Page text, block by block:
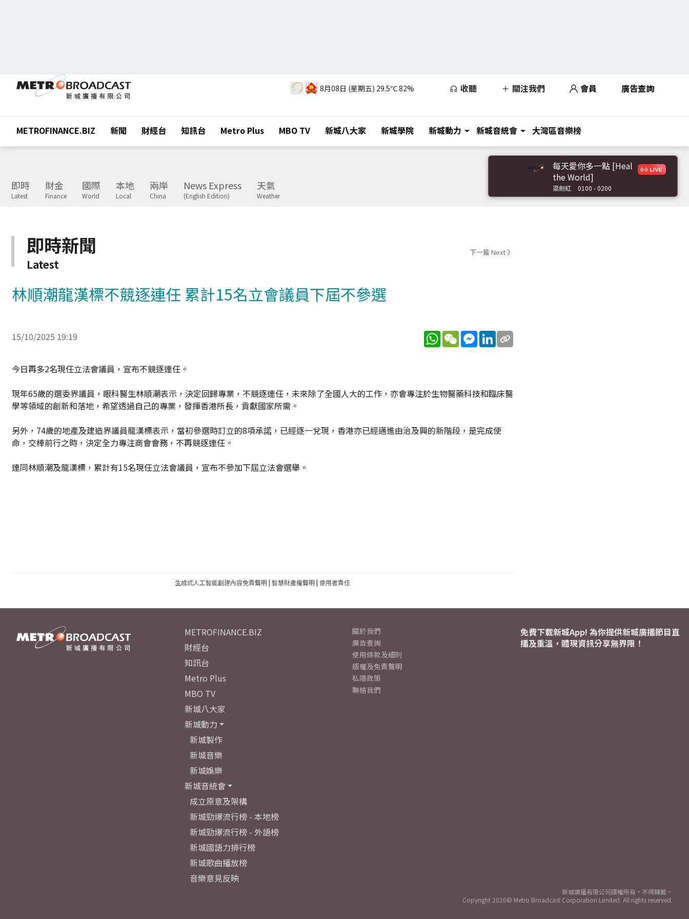
8月08日 (星期五) 29.5℃82% 收聽 關注我們 會員 廣告查詢
METROFINANCE.BIZ 新聞 財經台 知訊台 Metro Plus MBO TV 新城八大家 新城學院 新城動力 新城音統會 大灣區音樂榜
即時
Latest
財金
Finance
國際
World
本地
Local
兩岸
China
News Express
(English Edition)
天氣
Weather
每天愛你多一點 [Heal
the World]
梁劍紅 0100 - 0200
即時新聞
Latest
下一篇 Next 》
林順潮龍漢標不競逐連任 累計15名立會議員下屆不參選
15/10/2025 19:19 WhatsApp
WeChatMessenger
LinkedIn
今日再多2名現任立法會議員，宣布不競逐連任。
現年65歲的選委界議員，眼科醫生林順潮表示，決定回歸專業，不競逐連任，未來除了全國人大的工作，亦會專注於生物醫藥科技和臨床醫
學等領域的創新和落地，希望透過自己的專業，發揮香港所長，貢獻國家所需。
另外，74歲的地產及建造界議員龍漢標表示，當初參選時訂立的8項承諾，已經逐一兌現，香港亦已經邁進由治及興的新階段，是完成使
命，交棒前行之時，決定全力專注商會會務，不再競逐連任。
連同林順潮及龍漢標，累計有15名現任立法會議員，宣布不參加下屆立法會選舉。
生成式人工智能創建內容免責聲明| 智慧財產權聲明| 使用者責任
METROFINANCE.BIZ
財經台
知訊台
Metro Plus
MBO TV
新城八大家
新城動力
新城製作
新城音樂
新城娛樂
新城音統會
成立原意及架構
新城勁爆流行榜 - 本地榜
新城勁爆流行榜 - 外語榜
新城國語力排行榜
新城歌曲播放榜
音樂意見反映
關於我們
廣告查詢
使用條款及細則
版權及免責聲明
私隱政策
聯絡我們
免費下載新城App! 為你提供新城廣播節目直
播及重溫，體現資訊分享無界限！
新城廣播有限公司版權所有，不得轉載。
Copyright 2026© Metro Broadcast Corporation Limited. All rights reserved.